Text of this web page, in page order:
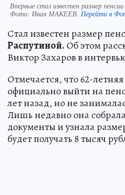
Впервые стал известен размер
Фото: Иван МАКЕЕВ. Перейти в
Стал известен размер
Распутиной. Об этом
Виктор Захаров в
Отмечается, что 62-
официально выйти на
лет назад, но не
Лишь недавно она
документы и узнала
будет получать 8 тысяч